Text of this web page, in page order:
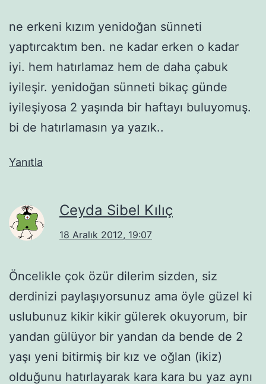
ne erkeni kızım yenidoğan sünneti
yaptırcaktım ben. ne kadar erken o kadar
iyi. hem hatırlamaz hem de daha çabuk
iyileşir. yenidoğan sünneti bikaç günde
iyileşiyosa 2 yaşında bir haftayı buluyomuş.
bi de hatırlamasın ya yazık..
Yanıtla
Ceyda Sibel Kılıç
18 Aralık 2012, 19:07
Öncelikle çok özür dilerim sizden, siz
derdinizi paylaşıyorsunuz ama öyle güzel ki
uslubunuz kikir kikir gülerek okuyorum, bir
yandan gülüyor bir yandan da bende de 2
yaşı yeni bitirmiş bir kız ve oğlan (ikiz)
olduğunu hatırlayarak kara kara bu yaz aynı